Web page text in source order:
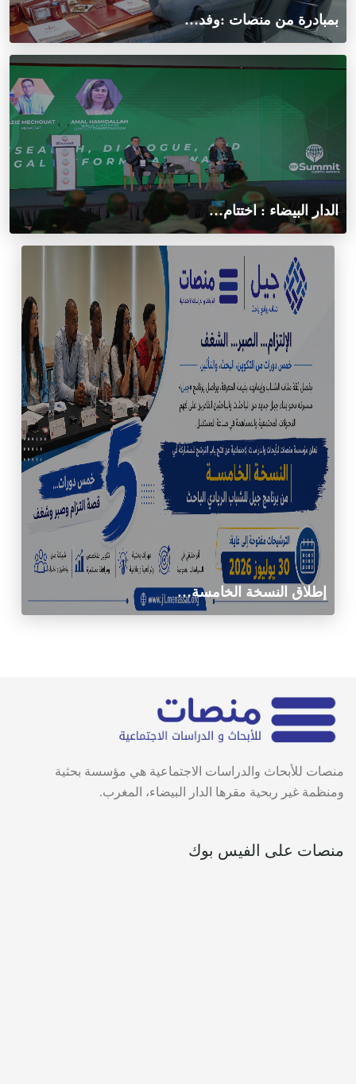
بمبادرة من منصات :وفد…
الدار البيضاء : اختتام…
إطلاق النسخة الخامسة…
منصات للأبحاث والدراسات الاجتماعية هي مؤسسة بحثية
ومنظمة غير ربحية مقرها الدار البيضاء، المغرب.
منصات على الفيس بوك